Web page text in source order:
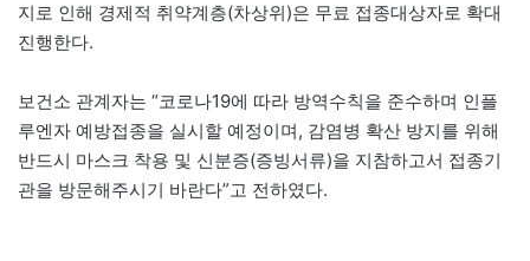
지로 인해 경제적 취약계층(차상위)은 무료 접종대상자로 확대
진행한다.
보건소 관계자는 “코로나19에 따라 방역수칙을 준수하며 인플
루엔자 예방접종을 실시할 예정이며, 감염병 확산 방지를 위해
반드시 마스크 착용 및 신분증(증빙서류)을 지참하고서 접종기
관을 방문해주시기 바란다”고 전하였다.